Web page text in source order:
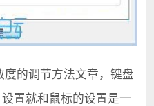
的调节方法文章，键盘
置就和鼠标的设置是一